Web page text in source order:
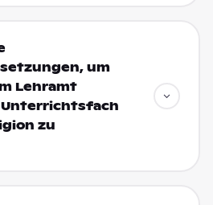
um
Lehramt
zu